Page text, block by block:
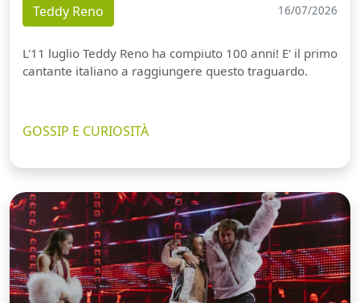
Teddy Reno 16/07/2026
L'11 luglio Teddy Reno ha compiuto 100 anni! E' il primo
cantante italiano a raggiungere questo traguardo.
GOSSIP E CURIOSITÀ